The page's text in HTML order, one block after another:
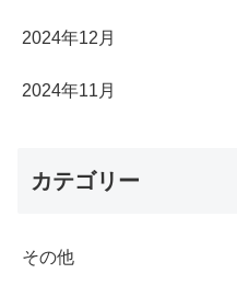
2024年12月
2024年11月
カテゴリー
その他